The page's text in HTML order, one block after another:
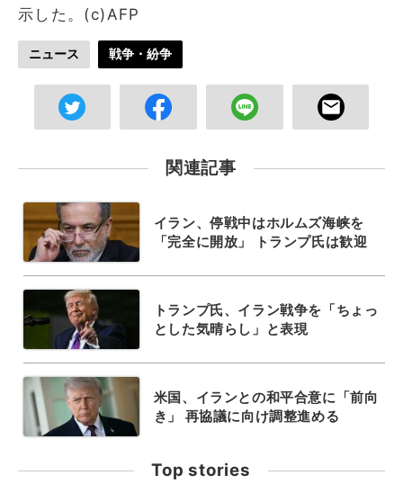
示した。(c)AFP
ニュース 戦争・紛争
関連記事
イラン、停戦中はホルムズ海峡を
「完全に開放」 トランプ氏は歓迎
トランプ氏、イラン戦争を「ちょっ
とした気晴らし」と表現
米国、イランとの和平合意に「前向
き」 再協議に向け調整進める
Top stories